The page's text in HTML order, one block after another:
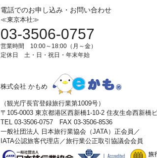
電話でのお申し込み・お問い合わせ
≪東京本社≫
03-3506-0757
営業時間 10:00～18:00（月～金）
定休日 土・日・祝日・年末年始
株式会社 かもめ
（観光庁長官登録旅行業第1009号）
〒105-0003 東京都港区西新橋1-10-2 住友生命西新橋
TEL 03-3506-0757 FAX 03-3506-8536
一般社団法人 日本旅行業協会（JATA）正会員／
IATA公認旅客代理店／旅行業公正取引協議会会員